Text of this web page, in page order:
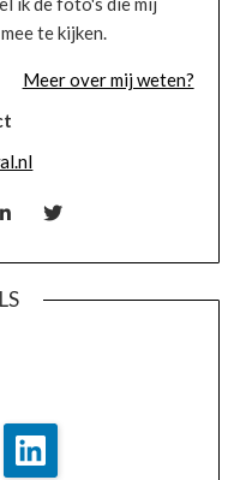
te kijken.
Meer over mij weten?